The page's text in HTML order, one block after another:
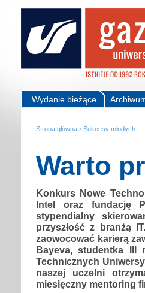
Wydanie bieżące
Strona główna › Sukcesy młodych
Warto
Konkurs Nowe
Intel oraz fundację
stypendialny
przyszłość z branżą
zaowocować karierą
Bayeva, studentka III
Technicznych
naszej uczelni
miesięczny mentoring